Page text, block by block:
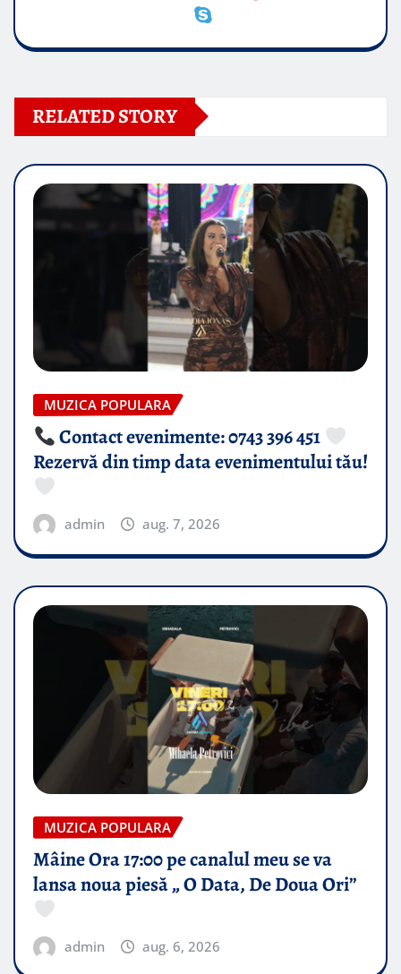
RELATED STORY
MUZICA POPULARA
Contact evenimente: 0743 396 451
Rezervă din timp data evenimentului tău!
admin aug. 7, 2026
MUZICA POPULARA
Mâine Ora 17:00 pe canalul meu se va
lansa noua piesă „ O Data, De Doua Ori”
admin aug. 6, 2026